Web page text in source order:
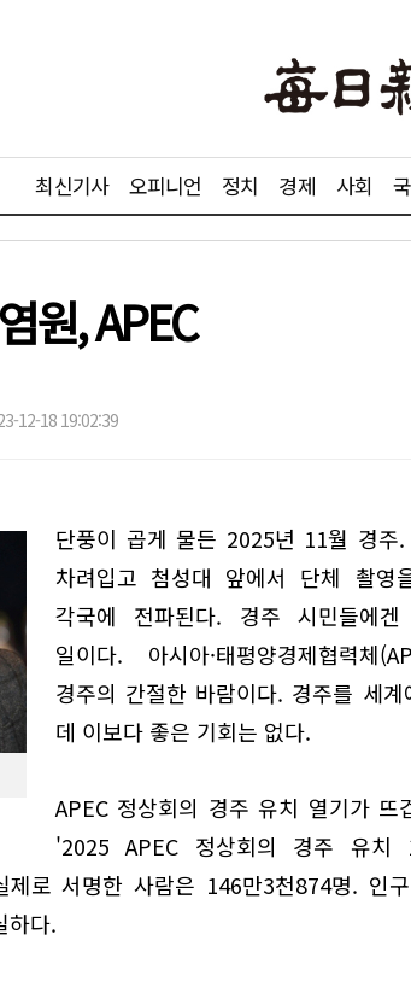
최신기사 오피니언 정치 경제 사회
원, APEC
12-18 19:02:39
단풍이 곱게 물든 2025년 11월 경주
차려입고 첨성대 앞에서 단체 촬
각국에 전파된다. 경주 시민들에겐
일이다. 아시아·태평양경제협력체
경주의 간절한 바람이다. 경주를 세
데 이보다 좋은 기회는 없다.
APEC 정상회의 경주 유치 열기가 뜨
'2025 APEC 정상회의 경주 유치
제로 서명한 사람은 146만3천874명. 인
하다.